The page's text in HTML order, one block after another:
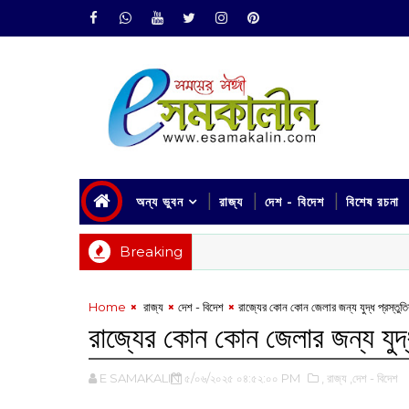
অন্য ভুবন রাজ্য দেশ - বিদেশ বিশেষ রচনা
Breaking
Home ‌ রাজ্য দেশ - বিদেশ রাজ্যের কোন কোন জেলার জন্য যুদ্ধ
রাজ্যের কোন কোন জেলার জন্য
E SAMAKALIN ৫/০৬/২০২৫ ০৪:৫২:০০ PM ,‌ রাজ্য ,দেশ - বিদেশ